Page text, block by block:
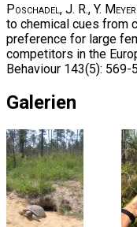
Poschadel, J. R., Y.
to chemical cues from
preference for large
competitors in the
Behaviour 143(5): 569-
Galerien